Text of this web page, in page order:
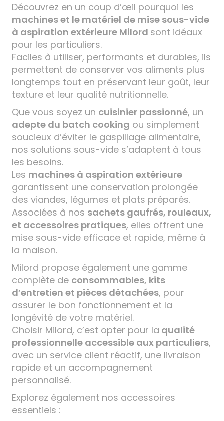
Découvrez en un coup d’œil pourquoi les
machines et le matériel de mise sous-vide
à aspiration extérieure Milord sont idéaux
pour les particuliers.
Faciles à utiliser, performants et durables, ils
permettent de conserver vos aliments plus
longtemps tout en préservant leur goût, leur
texture et leur qualité nutritionnelle.
Que vous soyez un cuisinier passionné, un
adepte du batch cooking ou simplement
soucieux d’éviter le gaspillage alimentaire,
nos solutions sous-vide s’adaptent à tous
les besoins.
Les machines à aspiration extérieure
garantissent une conservation prolongée
des viandes, légumes et plats préparés.
Associées à nos sachets gaufrés, rouleaux,
et accessoires pratiques, elles offrent une
mise sous-vide efficace et rapide, même à
la maison.
Milord propose également une gamme
complète de consommables, kits
d’entretien et pièces détachées, pour
assurer le bon fonctionnement et la
longévité de votre matériel.
Choisir Milord, c’est opter pour la qualité
professionnelle accessible aux particuliers,
avec un service client réactif, une livraison
rapide et un accompagnement
personnalisé.
Explorez également nos accessoires
essentiels :